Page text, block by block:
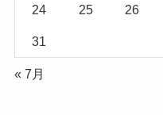
24 25 26
31
« 7月